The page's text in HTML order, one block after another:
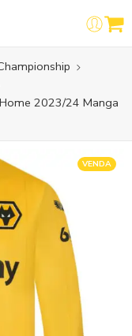
2023/24 Manga
VENDA